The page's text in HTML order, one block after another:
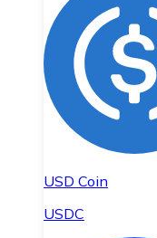
USD Coin
USDC